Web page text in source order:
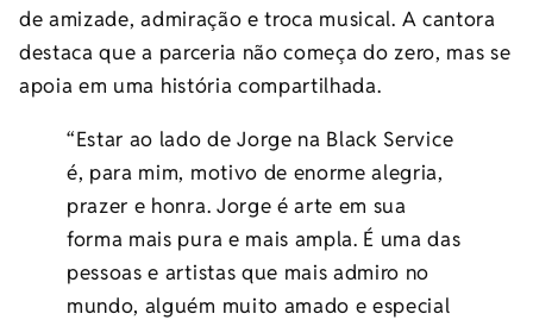
de amizade, admiração e troca musical. A cantora
destaca que a parceria não começa do zero, mas se
apoia em uma história compartilhada.
“Estar ao lado de Jorge na Black Service
é, para mim, motivo de enorme alegria,
prazer e honra. Jorge é arte em sua
forma mais pura e mais ampla. É uma das
pessoas e artistas que mais admiro no
mundo, alguém muito amado e especial